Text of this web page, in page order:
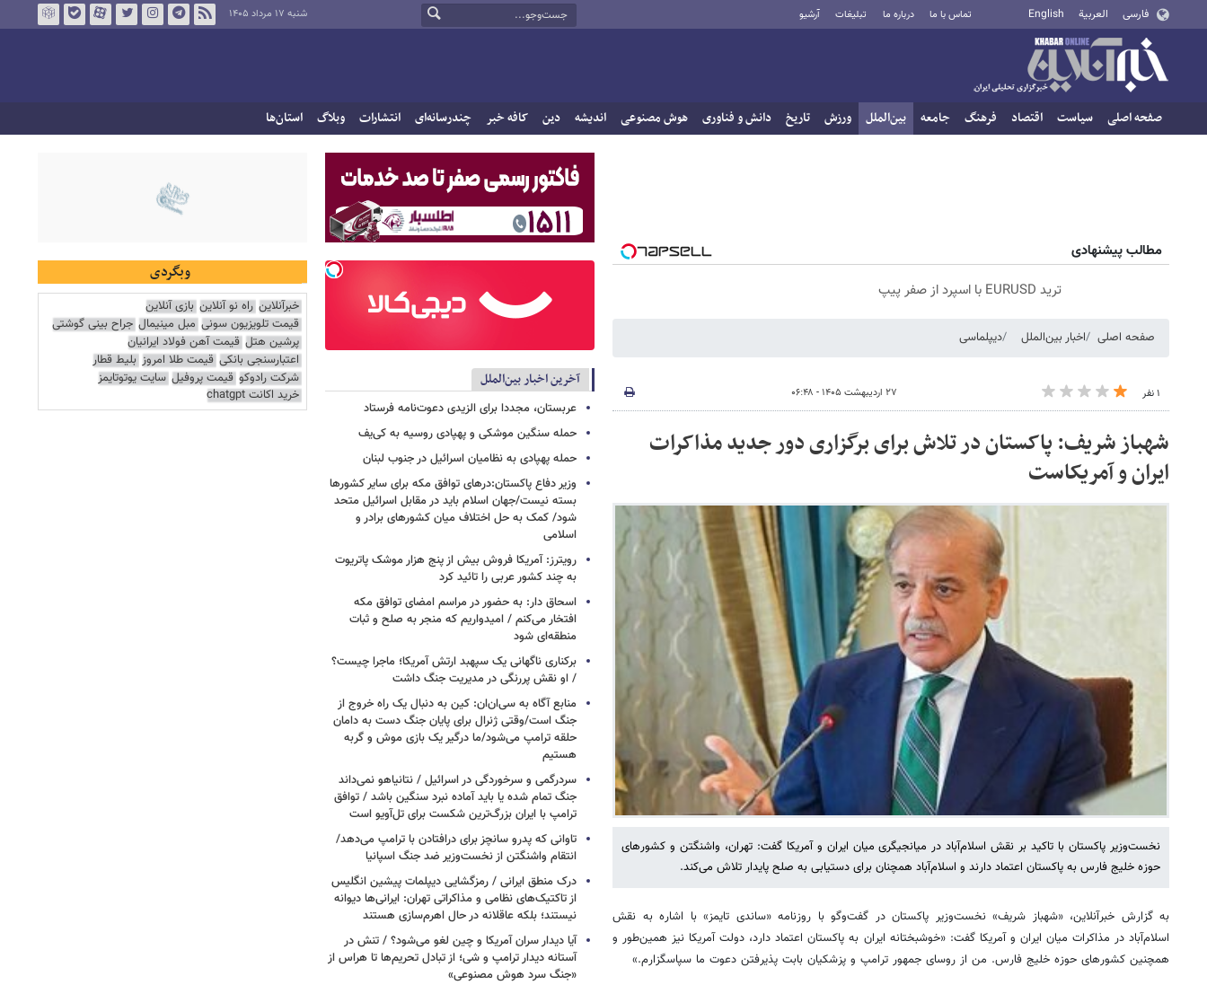
فارسی العربية English تماس با ما درباره ما تبلیغات آرشیو شنبه ۱۷ مرداد ۱۴۰۵
صفحه اصلی سیاست اقتصاد فرهنگ جامعه بین‌الملل ورزش تاریخ دانش و فناوری هوش مصنوعی اندیشه دین کافه خبر چندرسانه‌ای انتشارات وبلاگ استان‌ها
مطالب پیشنهادی
ترید EURUSD با اسپرد از صفر پیپ
صفحه اصلی اخبار بین‌الملل دیپلماسی
۱ نفر ۲۷ اردیبهشت ۱۴۰۵ - ۰۶:۴۸
شهباز شریف: پاکستان در تلاش برای برگزاری دور جدید مذاکرات
ایران و آمریکاست
نخست‌وزیر پاکستان با تاکید بر نقش اسلام‌آباد در میانجیگری میان ایران و آمریکا گفت: تهران، واشنگتن و کشورهای
حوزه خلیج فارس به پاکستان اعتماد دارند و اسلام‌آباد همچنان برای دستیابی به صلح پایدار تلاش می‌کند.
به گزارش خبرآنلاین، «شهباز شریف» نخست‌وزیر پاکستان در گفت‌وگو با روزنامه «ساندی تایمز» با اشاره به نقش
اسلام‌آباد در مذاکرات میان ایران و آمریکا گفت: «خوشبختانه ایران به پاکستان اعتماد دارد، دولت آمریکا نیز همین‌طور و
همچنین کشورهای حوزه خلیج فارس. من از روسای جمهور ترامپ و پزشکیان بابت پذیرفتن دعوت ما سپاسگزارم.»
آخرین اخبار بین‌الملل
عربستان، مجددا برای الزیدی دعوت‌نامه فرستاد
حمله سنگین موشکی و پهپادی روسیه به کی‌یف
حمله پهپادی به نظامیان اسرائیل در جنوب لبنان
وزیر دفاع پاکستان:درهای توافق مکه برای سایر کشورها
بسته نیست/جهان اسلام باید در مقابل اسرائیل متحد
شود/ کمک به حل اختلاف میان کشورهای برادر و
اسلامی
رویترز: آمریکا فروش بیش از پنج هزار موشک پاتریوت
به چند کشور عربی را تائید کرد
اسحاق‌ دار: به حضور در مراسم امضای توافق مکه
افتخار می‌کنم / امیدواریم که منجر به صلح و ثبات
منطقه‌ای شود
برکناری ناگهانی یک سپهبد ارتش آمریکا؛ ماجرا چیست؟
/ او نقش پررنگی در مدیریت جنگ داشت
منابع آگاه به سی‌ان‌ان: کین به دنبال یک راه خروج از
جنگ است/وقتی ژنرال برای پایان جنگ دست به دامان
حلقه ترامپ می‌شود/ما درگیر یک بازی موش و گربه
هستیم
سردرگمی و سرخوردگی در اسرائیل / نتانیاهو نمی‌داند
جنگ تمام شده یا باید آماده نبرد سنگین باشد / توافق
ترامپ با ایران بزرگ‌ترین شکست برای تل‌آویو است
تاوانی که پدرو سانچز برای درافتادن با ترامپ می‌دهد/
انتقام واشنگتن از نخست‌وزیر ضد جنگ اسپانیا
درک منطق ایرانی / رمزگشایی دیپلمات پیشین انگلیس
از تاکتیک‌های نظامی و مذاکراتی تهران: ایرانی‌ها دیوانه
نیستند؛ بلکه عاقلانه در حال اهرم‌سازی هستند
آیا دیدار سران آمریکا و چین لغو می‌شود؟ / تنش در
آستانه دیدار ترامپ و شی؛ از تبادل تحریم‌ها تا هراس از
«جنگ سرد هوش مصنوعی»
وبگردی
خبرآنلاین راه نو آنلاین بازی آنلاین
قیمت تلویزیون سونی مبل مینیمال جراح بینی گوشتی
پرشین هتل قیمت آهن فولاد ایرانیان
اعتبارسنجی بانکی قیمت طلا امروز بلیط قطار
شرکت رادوکو قیمت پروفیل سایت یوتوتایمز
خرید اکانت chatgpt